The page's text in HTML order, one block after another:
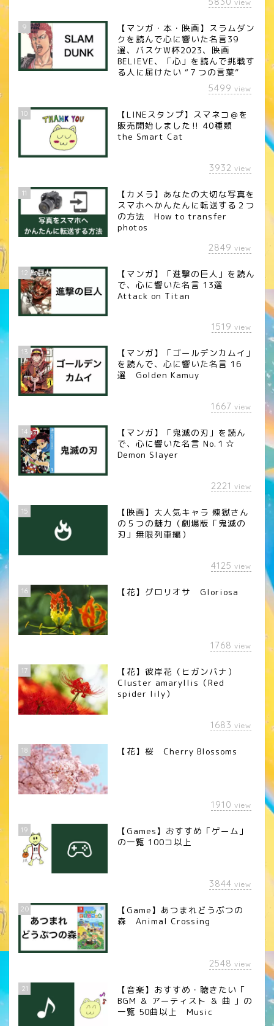
view
9
【マンガ・本・映画】スラムダン
クを読んで心に響いた名言39
選、バスケW杯2023、映画
BELIEVE、「心」を読んで挑戦す
る人に届けたい “７つの言葉”
5499 view
10
【LINEスタンプ】スマネコ＠を
販売開始しました‼︎ 40種類
the Smart Cat
3932 view
11
【カメラ】あなたの大切な写真を
スマホへかんたんに転送する２つ
の方法 How to transfer
photos
2849 view
12
【マンガ】「進撃の巨人」を読ん
で、心に響いた名言 13選
Attack on Titan
1519 view
13
【マンガ】「ゴールデンカムイ」
を読んで、心に響いた名言 16
選 Golden Kamuy
1667 view
14
【マンガ】「鬼滅の刃」を読ん
で、心に響いた名言 No.１☆
Demon Slayer
2221 view
15
【映画】大人気キャラ 煉󠄁獄さん
の５つの魅力（劇場版「鬼滅の
刃」無限列車編）
4125 view
16 【花】グロリオサ Gloriosa
1768 view
17
【花】彼岸花（ヒガンバナ）
Cluster amaryllis（Red
spider lily）
1683 view
18 【花】桜 Cherry Blossoms
1910 view
19
【Games】おすすめ「ゲーム」
の一覧 100コ以上
3844 view
20
【Game】あつまれどうぶつの
森 Animal Crossing
2548 view
21
【音楽】おすすめ・聴きたい「
BGM ＆ アーティスト ＆ 曲 」の
一覧 50曲以上 Music